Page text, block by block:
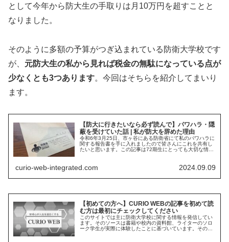
として今年から防大生の手取りは月10万円を超すことと
なりました。
そのように多額の予算がつぎ込まれている防衛大学校です
が、 元防大生の私から見れば税金の無駄になっている点が
少なくとも3つあります。今回はそちらを紹介してまいり
ます。
【防大に行きたいなら必ず読んで】パワハラ・隠
蔽を受けていた話 | 私が防大を辞めた理由
令和6年3月25日、市ヶ谷にある防衛省にて私のパワハラに
関する報告書を手に入れましたので皆さんにこれを共有し
たいと思います。この記事は72期生にとっても大切な情報
させていただきました.
curio-web-integrated.com 2024.09.09
【初めての方へ】CURIO WEBの記事を初めて読
む方は最初にチェックしてください
このサイトでは主に防衛大学校に関する情報を発信してい
ます。そのソースは書籍や校内の資料館、ライターのソロ
ーク学生が実際に体験したことに基づいています。その中